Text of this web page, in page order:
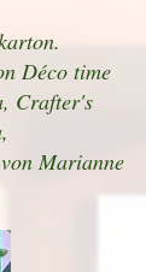
Déco time
Crafter's
Marianne